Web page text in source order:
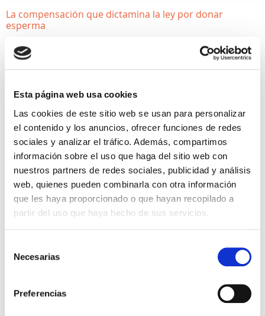
Esta página web usa cookies
Las cookies de este sitio web se usan para personalizar
el contenido y los anuncios, ofrecer funciones de redes
sociales y analizar el tráfico. Además, compartimos
información sobre el uso que haga del sitio web con
nuestros partners de redes sociales, publicidad y análisis
web, quienes pueden combinarla con otra información
que les haya proporcionado o que hayan recopilado a
partir del uso que haya hecho de sus servicios.
Necesarias
Preferencias
La compensación que dictamina la ley por donar
esperma
¿Donar óvulos afecta a mi fertilidad? Desmontamos los
mitos
QUIERO SER MAMÁ
alternativa para parejas de
mujeres
Las parejas que tienen como pareja a otra mujer